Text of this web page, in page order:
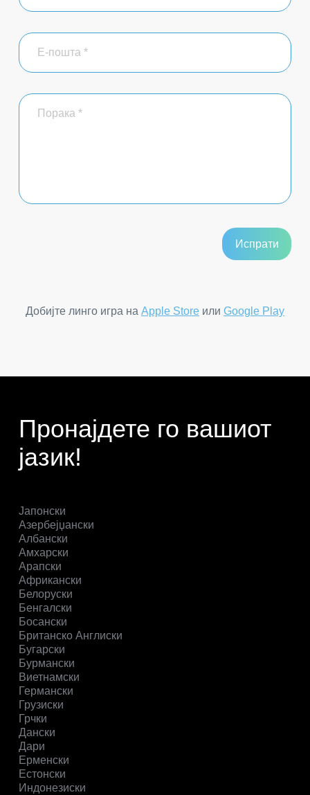
Добијте линго игра на Apple Store или Google Play
Пронајдете го вашиот
јазик!
Јапонски
Азербејџански
Албански
Амхарски
Арапски
Африкански
Белоруски
Бенгалски
Босански
Британско Англиски
Бугарски
Бурмански
Виетнамски
Германски
Грузиски
Грчки
Дански
Дари
Ерменски
Естонски
Индонезиски